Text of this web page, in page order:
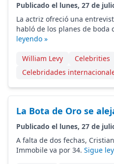
Publicado el lunes, 27 de
La actriz ofreció una
habló de los planes de boda
leyendo »
William Levy Celebrities
Celebridades
La Bota de Oro se
Publicado el lunes, 27 de
A falta de dos fechas,
Immobile va por 34. Sigue